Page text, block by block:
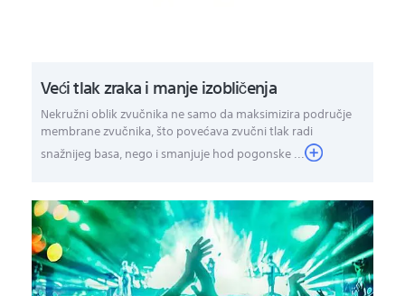
Veći tlak zraka i manje izobličenja
Nekružni oblik zvučnika ne samo da maksimizira područje
membrane zvučnika, što povećava zvučni tlak radi
snažnijeg basa, nego i smanjuje hod pogonske ...